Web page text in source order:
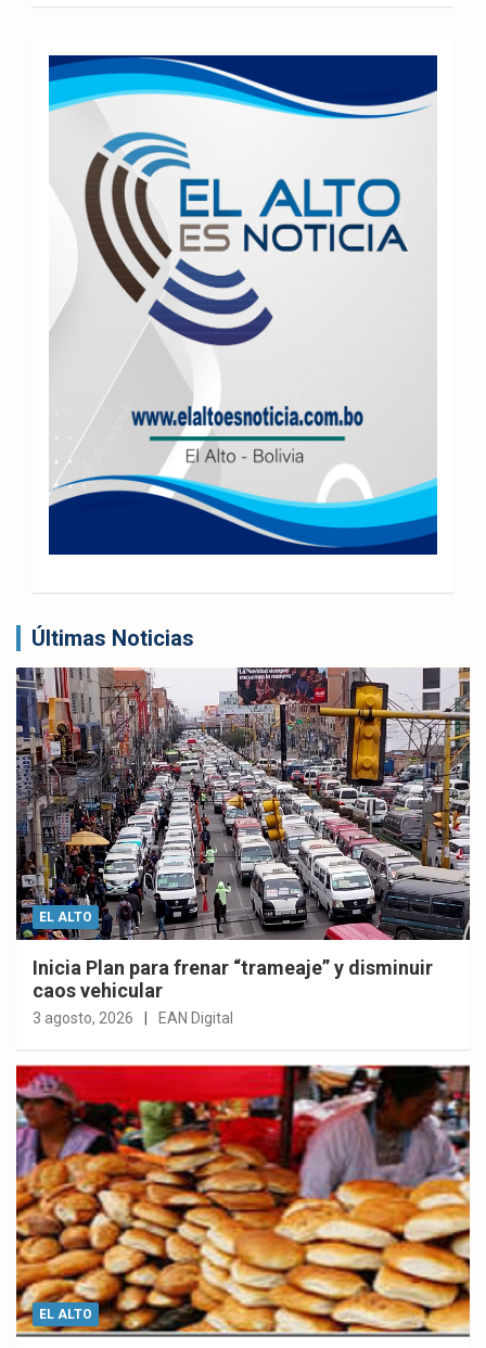
Últimas Noticias
EL ALTO
Inicia Plan para frenar “trameaje” y disminuir
caos vehicular
3 agosto, 2026 EAN Digital
EL ALTO